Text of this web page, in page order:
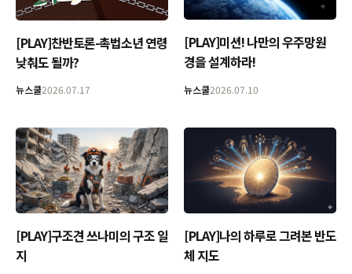
[PLAY]찬반토론-촉법소년 연령
낮춰도 될까?
뉴스쿨2026.07.17
[PLAY]미션! 나만의 우주망원
경을 설계하라!
뉴스쿨2026.07.10
[PLAY]구조견 쓰나미의 구조 일
지
[PLAY]나의 하루로 그려본 반도
체 지도